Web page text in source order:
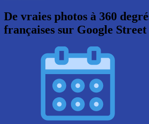
De vraies photos à 360
françaises sur Google